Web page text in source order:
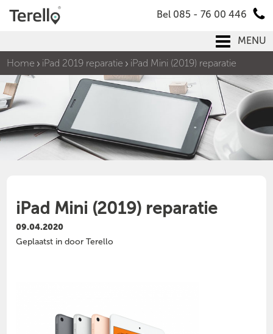
Bel 085 - 76 00 446
MENU
Home
iPad 2019 reparatie iPad Mini (2019) reparatie
iPad Mini (2019) reparatie
09.04.2020
Geplaatst in door Terello